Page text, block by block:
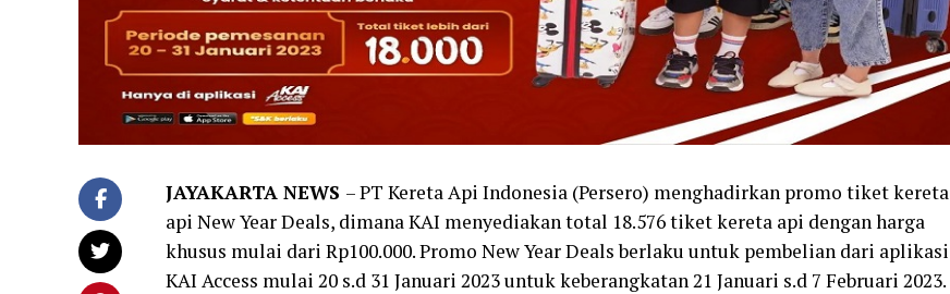
JAYAKARTA NEWS – PT Kereta Api Indonesia (Persero) menghadirkan promo tiket kereta
api New Year Deals, dimana KAI menyediakan total 18.576 tiket kereta api dengan harga
khusus mulai dari Rp100.000. Promo New Year Deals berlaku untuk pembelian dari aplikasi
KAI Access mulai 20 s.d 31 Januari 2023 untuk keberangkatan 21 Januari s.d 7 Februari 2023.